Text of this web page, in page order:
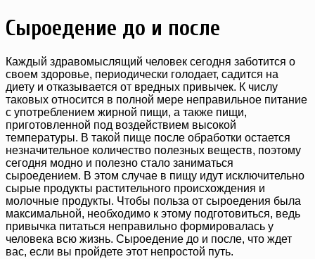
Сыроедение до и после
Каждый здравомыслящий человек сегодня заботится о
своем здоровье, периодически голодает, садится на
диету и отказывается от вредных привычек. К числу
таковых относится в полной мере неправильное питание
с употреблением жирной пищи, а также пищи,
приготовленной под воздействием высокой
температуры. В такой пище после обработки остается
незначительное количество полезных веществ, поэтому
сегодня модно и полезно стало заниматься
сыроедением. В этом случае в пищу идут исключительно
сырые продукты растительного происхождения и
молочные продукты. Чтобы польза от сыроедения была
максимальной, необходимо к этому подготовиться, ведь
привычка питаться неправильно формировалась у
человека всю жизнь. Сыроедение до и после, что ждет
вас, если вы пройдете этот непростой путь.